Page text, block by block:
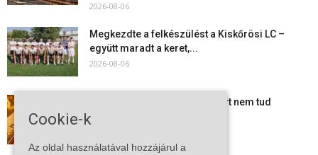
2026-08-06
Megkezdte a felkészülést a Kiskőrösi LC –
együtt maradt a keret,...
2026-08-06
Mi történik Európa felett? Ezért nem tud
szabadulni a kontinens a...
Cookie-k
Az oldal használatával hozzájárul a